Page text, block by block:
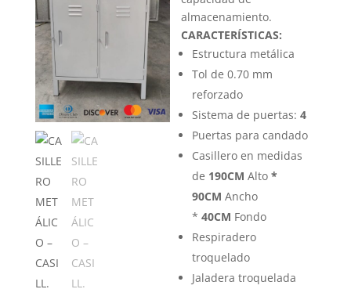
almacenamiento.
CARACTERÍSTICAS:
Estructura metálica
Tol de 0.70 mm
reforzado
Sistema de puertas:4
Puertas para candado
Casillero en medidas
de 190CMAlto*
90CM Ancho
*40CM Fondo
Respiradero
troquelado
Jaladera troquelada